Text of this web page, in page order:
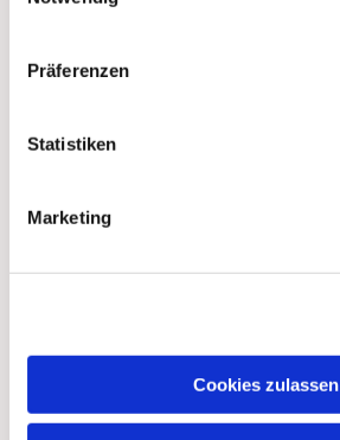
Präferenzen
Statistiken
Marketing
Cookies zulassen